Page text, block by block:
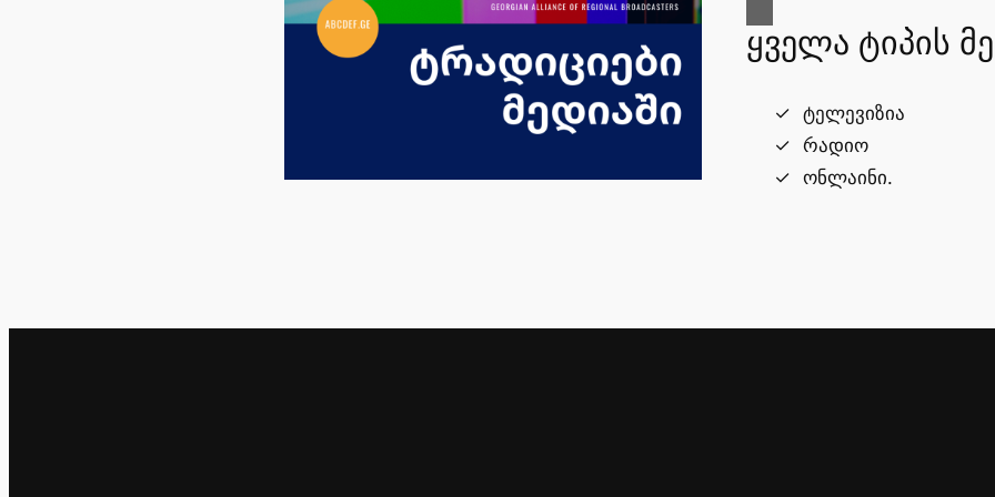
ყველა ტიპის
ტელევიზია
რადიო
ონლაინი.